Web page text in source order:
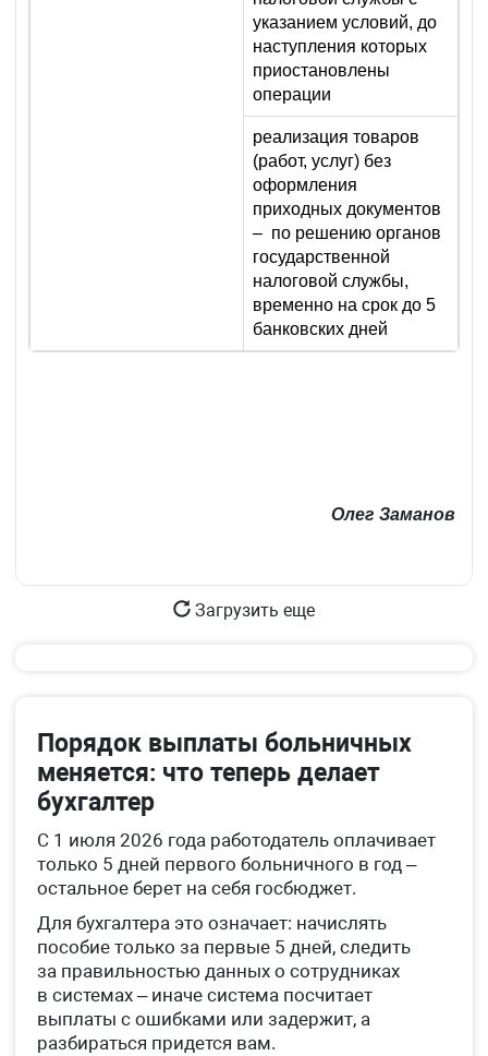
указанием условий, до
наступления которых
приостановлены
операции
реализация товаров
(работ, услуг) без
оформления
приходных документов
– по решению органов
государственной
налоговой службы,
временно на срок до 5
банковских дней
Олег Заманов
Загрузить еще
Порядок выплаты больничных
меняется: что теперь делает
бухгалтер
С 1 июля 2026 года работодатель оплачивает
только 5 дней первого больничного в год –
остальное берет на себя госбюджет.
Для бухгалтера это означает: начислять
пособие только за первые 5 дней, следить
за правильностью данных о сотрудниках
в системах – иначе система посчитает
выплаты с ошибками или задержит, а
разбираться придется вам.